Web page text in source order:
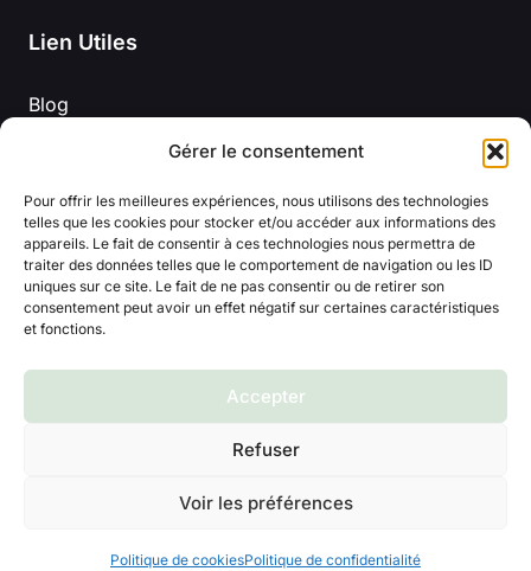
Gérer le consentement
Pour offrir les meilleures expériences, nous utilisons des technologies
telles que les cookies pour stocker et/ou accéder aux informations des
appareils. Le fait de consentir à ces technologies nous permettra de
traiter des données telles que le comportement de navigation ou les ID
uniques sur ce site. Le fait de ne pas consentir ou de retirer son
consentement peut avoir un effet négatif sur certaines caractéristiques
et fonctions.
Accepter
Refuser
Voir les préférences
Politique de cookiesPolitique de confidentialité
Lien Utiles
Blog
À propos de nous
Politique de confidentialité
Conditions Générales D’Utilisation